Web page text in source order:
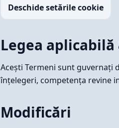
Deschide setările cookie
Legea
Acești Termeni sunt guvernați
înțelegeri, competența revine
Modificări